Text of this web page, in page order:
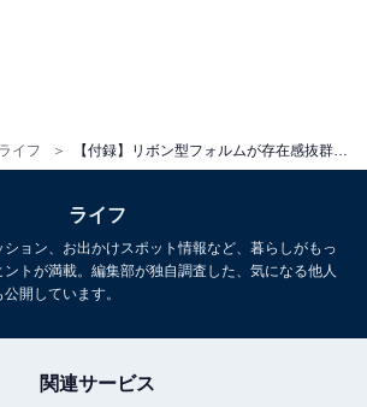
ライフ
報は記事公開時のものです。あらか
い。
ライフ
ョン、お出かけスポット情報など、暮らしがもっ
トが満載。編集部が独自調査した、気になる他人
開しています。
関連サービス